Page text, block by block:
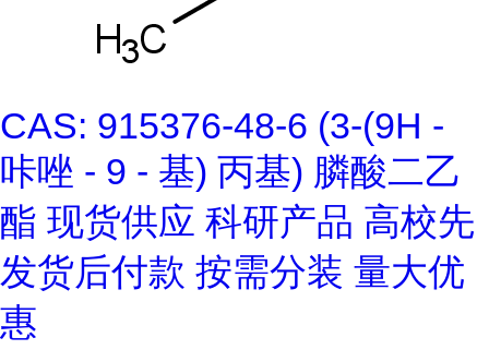
CAS: 915376-48-6 (3-(9H -
咔唑 - 9 - 基) 丙基) 膦酸二乙
酯 现货供应 科研产品 高校先
发货后付款 按需分装 量大优
惠